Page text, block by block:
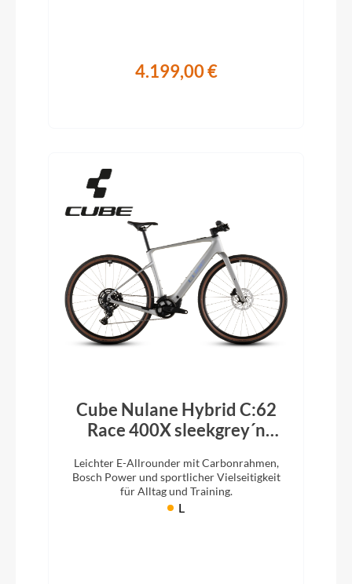
4.199,00 €
Cube Nulane Hybrid C:62
Race 400X sleekgrey´n
Leichter E-Allrounder mit Carbonrahmen,
Bosch Power und sportlicher Vielseitigkeit
für Alltag und Training.
L